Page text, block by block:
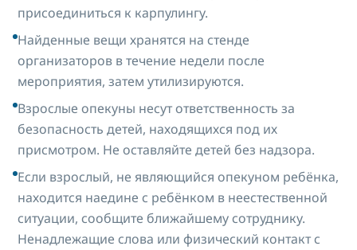
присоединиться к карпулингу.
Найденные вещи хранятся на стенде
организаторов в течение недели после
мероприятия, затем утилизируются.
Взрослые опекуны несут ответственность за
безопасность детей, находящихся под их
присмотром. Не оставляйте детей без надзора.
Если взрослый, не являющийся опекуном ребёнка,
находится наедине с ребёнком в неестественной
ситуации, сообщите ближайшему сотруднику.
Ненадлежащие слова или физический контакт с